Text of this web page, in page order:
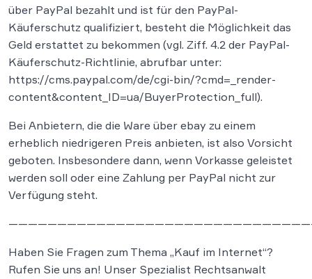
über PayPal bezahlt und ist für den PayPal-
Käuferschutz qualifiziert, besteht die Möglichkeit das
Geld erstattet zu bekommen (vgl. Ziff. 4.2 der PayPal-
Käuferschutz-Richtlinie, abrufbar unter:
https://cms.paypal.com/de/cgi-bin/?cmd=_render-
content&content_ID=ua/BuyerProtection_full).
Bei Anbietern, die die Ware über ebay zu einem
erheblich niedrigeren Preis anbieten, ist also Vorsicht
geboten. Insbesondere dann, wenn Vorkasse geleistet
werden soll oder eine Zahlung per PayPal nicht zur
Verfügung steht.
Haben Sie Fragen zum Thema „Kauf im Internet“?
Rufen Sie uns an! Unser Spezialist Rechtsanwalt